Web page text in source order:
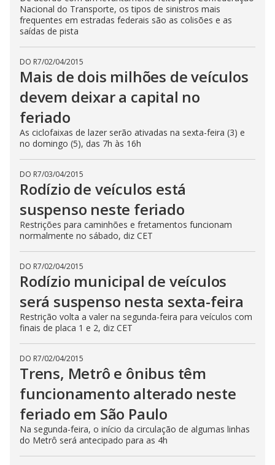
Nacional do Transporte, os tipos de sinistros mais
frequentes em estradas federais são as colisões e as
saídas de pista
DO R7/02/04/2015
Mais de dois milhões de veículos
devem deixar a capital no
feriado
As ciclofaixas de lazer serão ativadas na sexta-feira (3) e
no domingo (5), das 7h às 16h
DO R7/03/04/2015
Rodízio de veículos está
suspenso neste feriado
Restrições para caminhões e fretamentos funcionam
normalmente no sábado, diz CET
DO R7/02/04/2015
Rodízio municipal de veículos
será suspenso nesta sexta-feira
Restrição volta a valer na segunda-feira para veículos com
finais de placa 1 e 2, diz CET
DO R7/02/04/2015
Trens, Metrô e ônibus têm
funcionamento alterado neste
feriado em São Paulo
Na segunda-feira, o início da circulação de algumas linhas
do Metrô será antecipado para as 4h